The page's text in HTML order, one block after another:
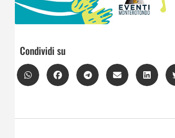
Condividi su